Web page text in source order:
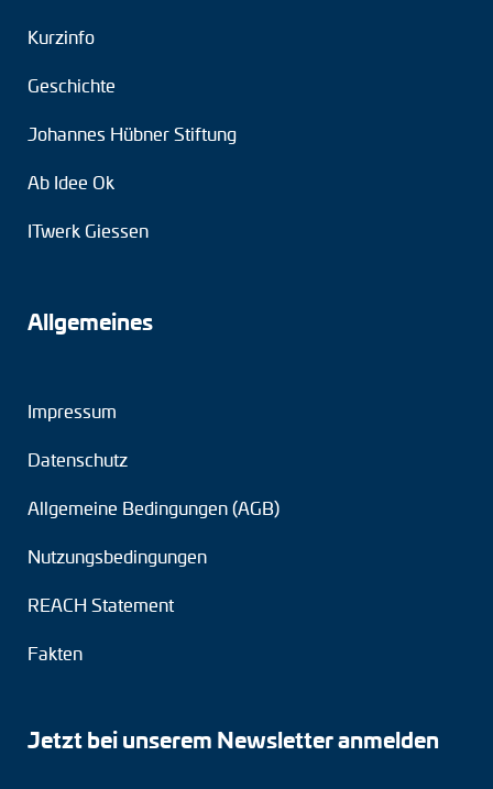
Kurzinfo
Geschichte
Johannes Hübner Stiftung
Ab Idee Ok
ITwerk Giessen
Allgemeines
Impressum
Datenschutz
Allgemeine Bedingungen (AGB)
Nutzungsbedingungen
REACH Statement
Fakten
Jetzt bei unserem Newsletter anmelden